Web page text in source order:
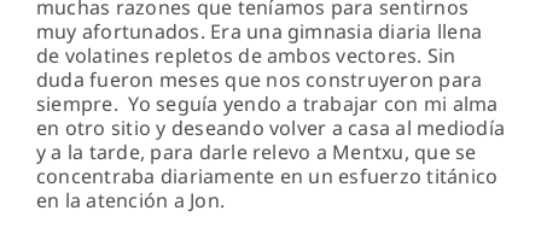
muchas razones que teníamos para sentirnos
muy afortunados. Era una gimnasia diaria llena
de volatines repletos de ambos vectores. Sin
duda fueron meses que nos construyeron para
siempre. Yo seguía yendo a trabajar con mi alma
en otro sitio y deseando volver a casa al mediodía
y a la tarde, para darle relevo a Mentxu, que se
concentraba diariamente en un esfuerzo titánico
en la atención a Jon.